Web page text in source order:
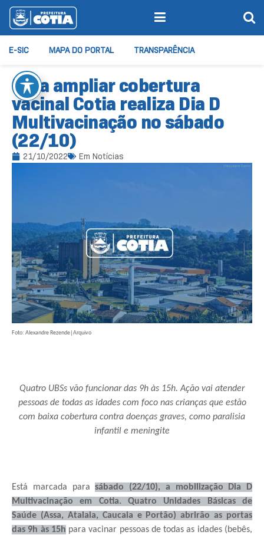
E-SIC MAPA DO PORTAL TRANSPARÊNCIA
Para ampliar cobertura
vacinal Cotia realiza Dia D
Multivacinação no sábado
(22/10)
21/10/2022 Em Notícias
Foto: Alexandre Rezende|Arquivo
Quatro UBSs vão funcionar das 9h às 15h. Ação vai atender
pessoas de todas as idades com foco nas crianças que estão
com baixa cobertura contra doenças graves, como paralisia
infantil e meningite
Está marcada parasábado (22/10), a mobilização Dia D
Multivacinação em Cotia. Quatro Unidades Básicas de
Saúde (Assa, Atalaia, Caucaia e Portão) abrirão as portas
das 9h às 15h para vacinar pessoas de todas as idades (bebês,